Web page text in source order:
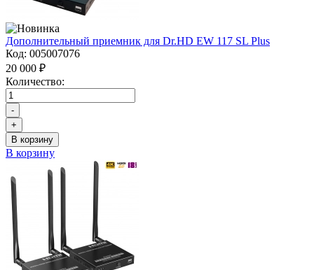
Дополнительный приемник для Dr.HD EW 117 SL Plus
Код: 005007076
20 000 ₽
Количество:
-
+
В корзину
В корзину